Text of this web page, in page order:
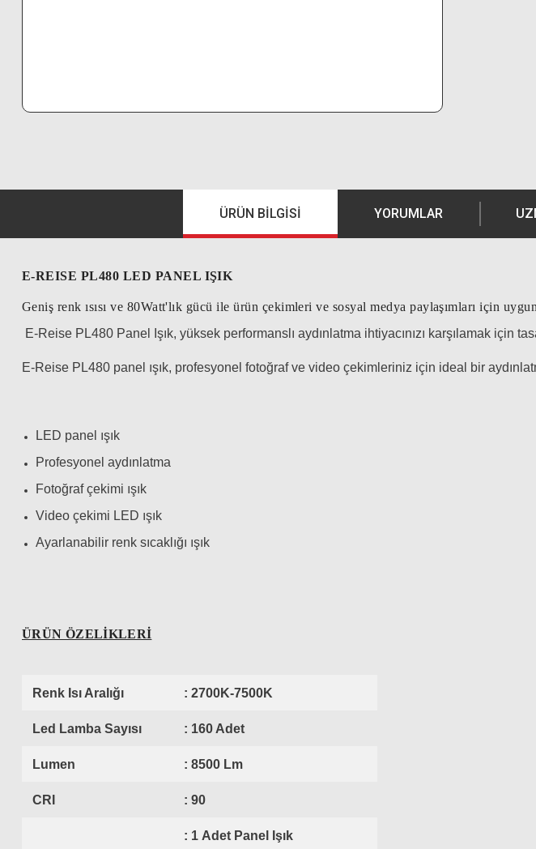
ÜRÜN BILGISI YORUMLAR
E-REISE PL480 LED PANEL IŞIK
Geniş renk ısısı ve 80Watt'lık gücü ile ürün çekimleri ve sosyal medya paylaşımları için
E-Reise PL480 Panel Işık, yüksek performanslı aydınlatma ihtiyacınızı karşılamak için
E-Reise PL480 panel ışık, profesyonel fotoğraf ve video çekimleriniz için ideal bir
LED panel ışık
Profesyonel aydınlatma
Fotoğraf çekimi ışık
Video çekimi LED ışık
Ayarlanabilir renk sıcaklığı ışık
ÜRÜN ÖZELİKLERİ
Renk Isı Aralığı : 2700K-7500K
Led Lamba Sayısı : 160 Adet
Lumen : 8500 Lm
CRI : 90
: 1 Adet Panel Işık